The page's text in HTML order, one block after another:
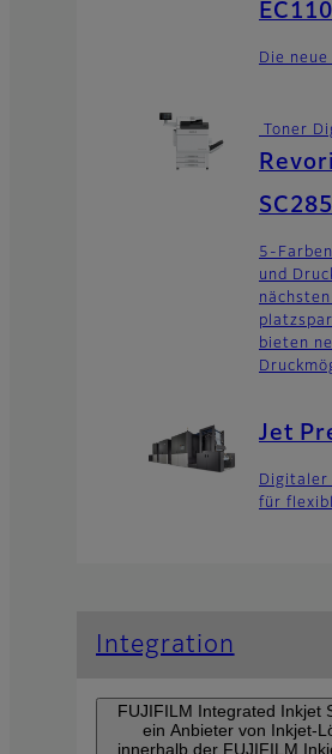
Die
Toner
5-
und
bieten
Jet
Digitaler
für
Integration
FUJIFILM Integrated Inkjet
ein Anbieter von Inkjet-
innerhalb der FUJIFILM